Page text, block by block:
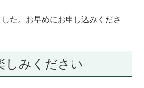
した。お早めにお申し込みくださ
しみください